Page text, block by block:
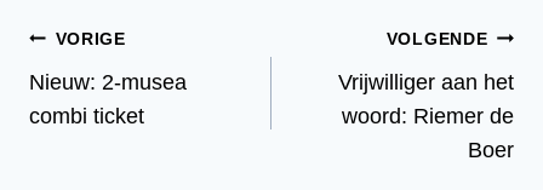
Bericht
navigatie
VORIGE
Nieuw: 2-musea
combi ticket
VOLGENDE
Vrijwilliger aan het
woord: Riemer de
Boer